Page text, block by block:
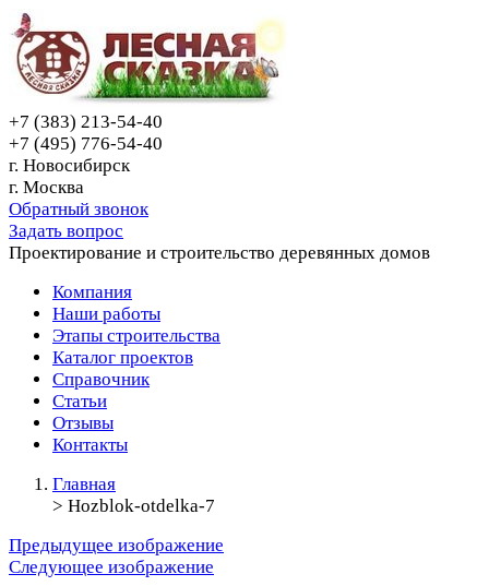
+7 (383) 213-54-40
+7 (495) 776-54-40
г. Новосибирск
г. Москва
Обратный звонок
Задать вопрос
Проектирование и строительство деревянных домов
Компания
Наши работы
Этапы строительства
Каталог проектов
Справочник
Статьи
Отзывы
Контакты
Главная
> Hozblok-otdelka-7
Предыдущее изображение
Следующее изображение